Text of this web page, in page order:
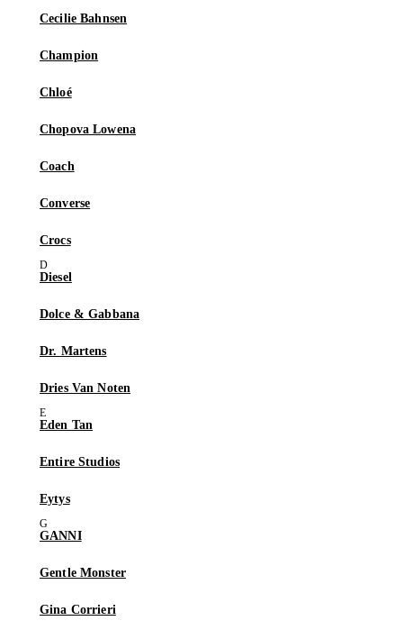
Cecilie Bahnsen
Champion
Chloé
Chopova Lowena
Coach
Converse
Crocs
Diesel
Dolce & Gabbana
Dr. Martens
Dries Van Noten
Eden Tan
Entire Studios
Eytys
GANNI
Gentle Monster
Gina Corrieri